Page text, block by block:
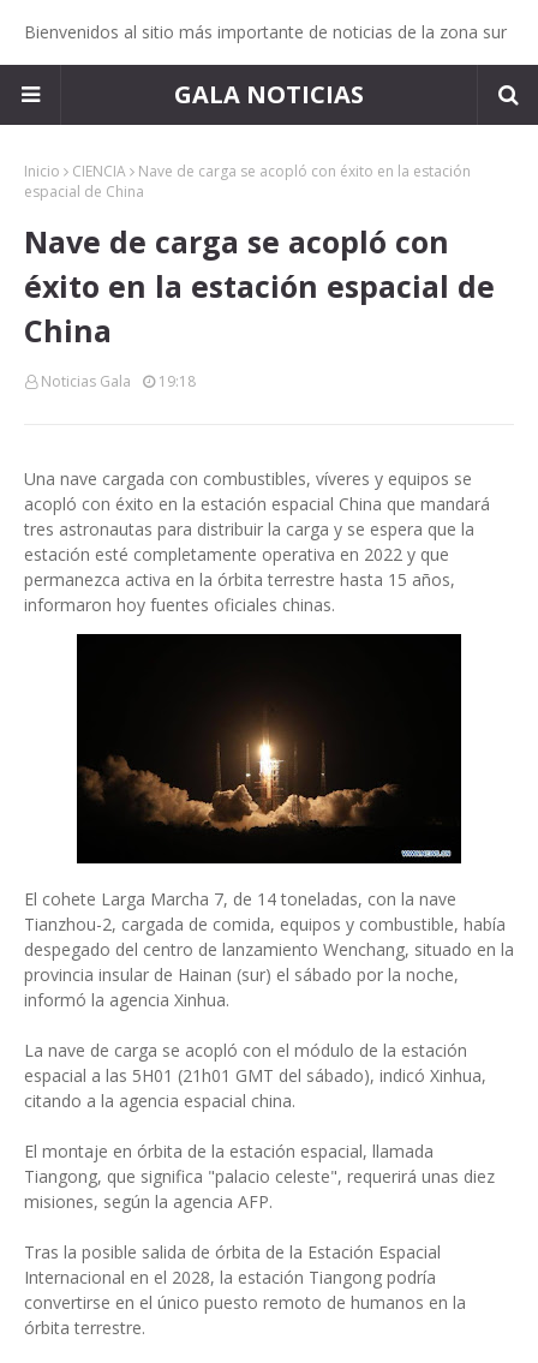
Bienvenidos al sitio más importante de noticias de la zona sur
GALA NOTICIAS
Inicio CIENCIA
Nave de carga se acopló con éxito en la estación
espacial de China
Nave de carga se acopló con
éxito en la estación espacial de
China
Noticias Gala 19:18
Una nave cargada con combustibles, víveres y equipos se
acopló con éxito en la estación espacial China que mandará
tres astronautas para distribuir la carga y se espera que la
estación esté completamente operativa en 2022 y que
permanezca activa en la órbita terrestre hasta 15 años,
informaron hoy fuentes oficiales chinas.
El cohete Larga Marcha 7, de 14 toneladas, con la nave
Tianzhou-2, cargada de comida, equipos y combustible, había
despegado del centro de lanzamiento Wenchang, situado en la
provincia insular de Hainan (sur) el sábado por la noche,
informó la agencia Xinhua.
La nave de carga se acopló con el módulo de la estación
espacial a las 5H01 (21h01 GMT del sábado), indicó Xinhua,
citando a la agencia espacial china.
El montaje en órbita de la estación espacial, llamada
Tiangong, que significa "palacio celeste", requerirá unas diez
misiones, según la agencia AFP.
Tras la posible salida de órbita de la Estación Espacial
Internacional en el 2028, la estación Tiangong podría
convertirse en el único puesto remoto de humanos en la
órbita terrestre.